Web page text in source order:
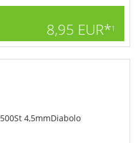
8,95 EUR*1